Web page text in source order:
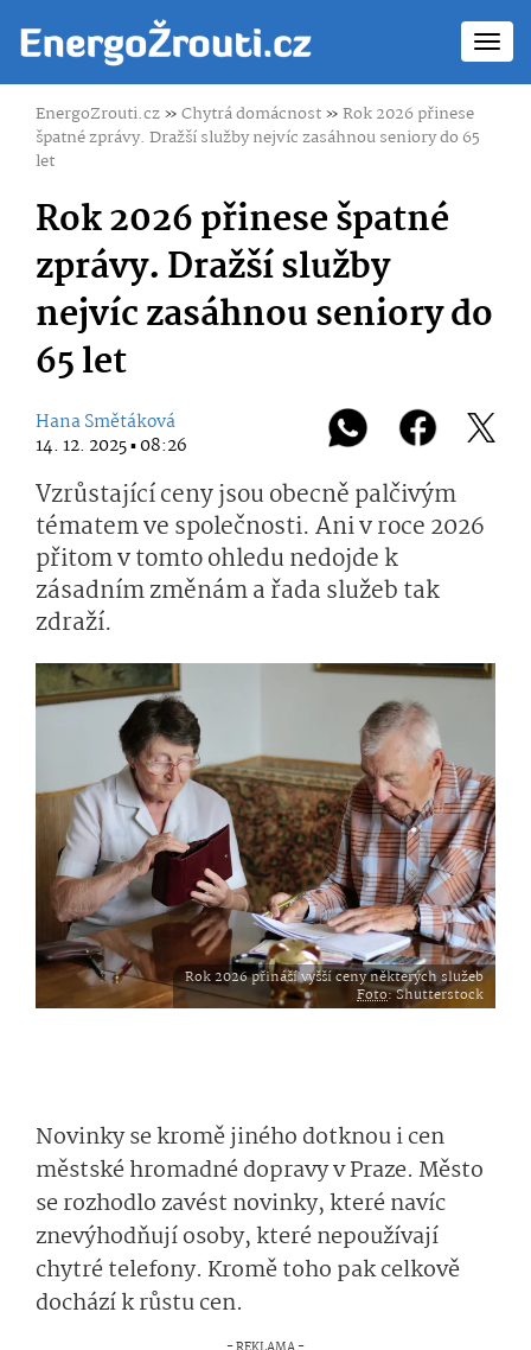
EnergoZrouti.cz»Chytrá domácnost»Rok 2026 přinese
špatné zprávy. Dražší služby nejvíc zasáhnou seniory do 65
let
Rok 2026 přinese špatné
zprávy. Dražší služby
nejvíc zasáhnou seniory do
65 let
Hana Smětáková
14. 12. 2025 ▪ 08:26
Vzrůstající ceny jsou obecně palčivým
tématem ve společnosti. Ani v roce 2026
přitom v tomto ohledu nedojde k
zásadním změnám a řada služeb tak
zdraží.
Rok 2026 přináší vyšší ceny některých služeb
Foto: Shutterstock
Novinky se kromě jiného dotknou i cen
městské hromadné dopravy v Praze. Město
se rozhodlo zavést novinky, které navíc
znevýhodňují osoby, které nepoužívají
chytré telefony. Kromě toho pak celkově
dochází k růstu cen.